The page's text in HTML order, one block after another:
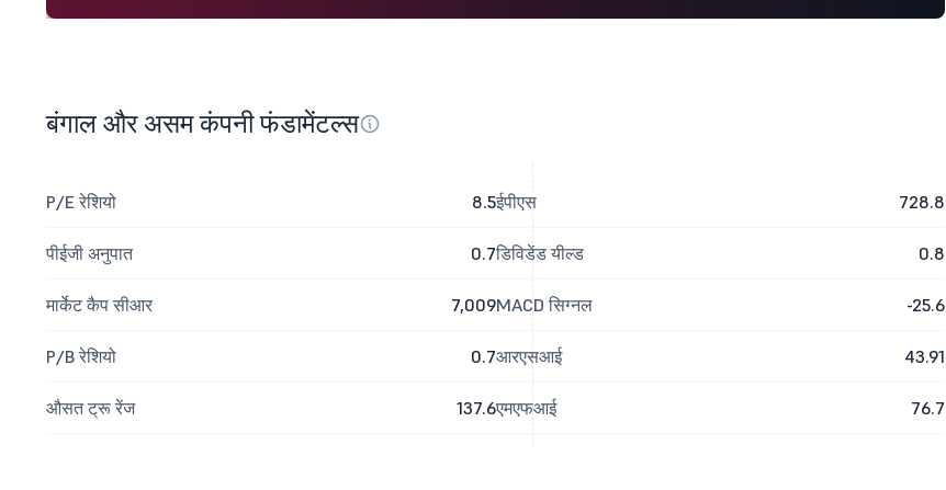
बंगाल और असम कंपनी फंडामेंटल्स
P/E रेशियो 8.5
पीईजी अनुपात 0.7
मार्केट कैप सीआर 7,009
P/B रेशियो 0.7
औसत ट्रू रेंज 137.6
ईपीएस 728.8
डिविडेंड यील्ड 0.8
MACD सिग्नल -25.6
आरएसआई 43.91
एमएफआई 76.7